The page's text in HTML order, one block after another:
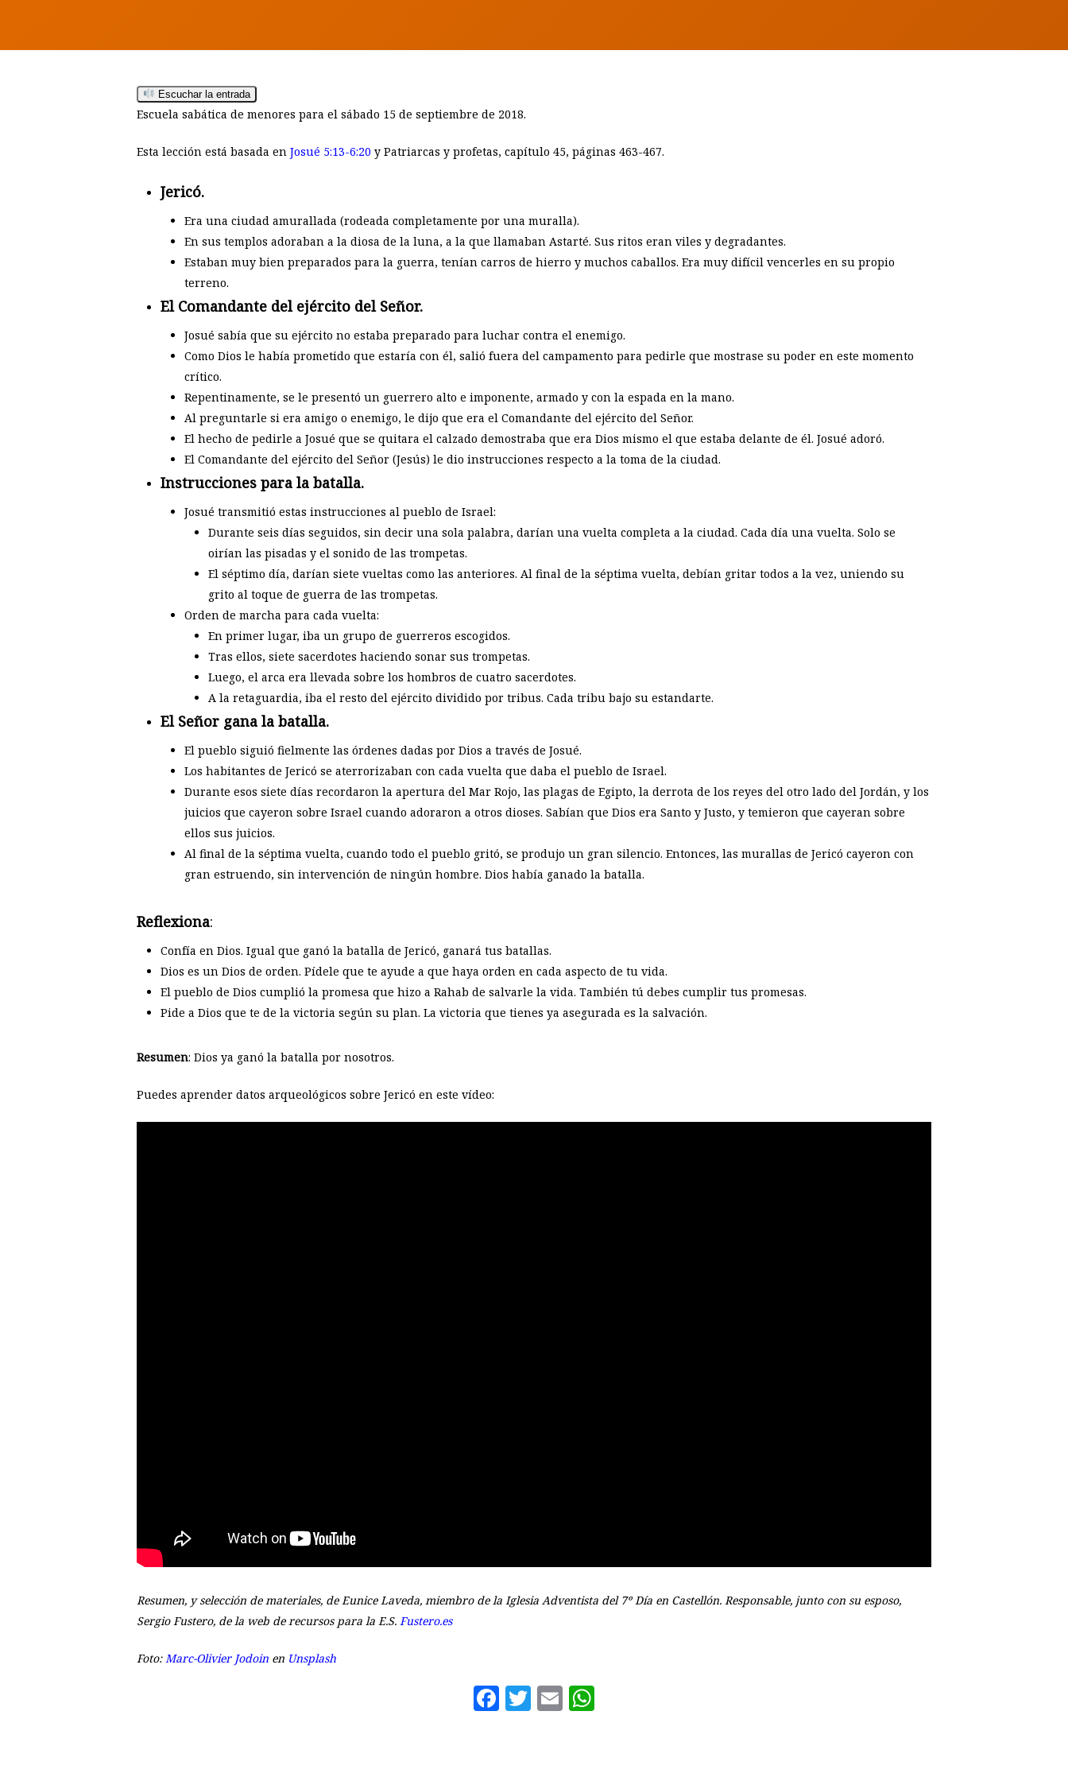
Hit enter to search or ESC to close
Escuchar la entrada
Escuela sabática de menores para el sábado 15 de septiembre de 2018.
Esta lección está basada en Josué 5:13-6:20 y Patriarcas y profetas, capítulo 45, páginas 463-467.
Jericó.
Era una ciudad amurallada (rodeada completamente por una muralla).
En sus templos adoraban a la diosa de la luna, a la que llamaban Astarté. Sus ritos eran viles y degradantes.
Estaban muy bien preparados para la guerra, tenían carros de hierro y muchos caballos. Era muy difícil vencerles en su propio
terreno.
El Comandante del ejército del Señor.
Josué sabía que su ejército no estaba preparado para luchar contra el enemigo.
Como Dios le había prometido que estaría con él, salió fuera del campamento para pedirle que mostrase su poder en este momento
crítico.
Repentinamente, se le presentó un guerrero alto e imponente, armado y con la espada en la mano.
Al preguntarle si era amigo o enemigo, le dijo que era el Comandante del ejército del Señor.
El hecho de pedirle a Josué que se quitara el calzado demostraba que era Dios mismo el que estaba delante de él. Josué adoró.
El Comandante del ejército del Señor (Jesús) le dio instrucciones respecto a la toma de la ciudad.
Instrucciones para la batalla.
Josué transmitió estas instrucciones al pueblo de Israel:
Durante seis días seguidos, sin decir una sola palabra, darían una vuelta completa a la ciudad. Cada día una vuelta. Solo se
oirían las pisadas y el sonido de las trompetas.
El séptimo día, darían siete vueltas como las anteriores. Al final de la séptima vuelta, debían gritar todos a la vez, uniendo su
grito al toque de guerra de las trompetas.
Orden de marcha para cada vuelta:
En primer lugar, iba un grupo de guerreros escogidos.
Tras ellos, siete sacerdotes haciendo sonar sus trompetas.
Luego, el arca era llevada sobre los hombros de cuatro sacerdotes.
A la retaguardia, iba el resto del ejército dividido por tribus. Cada tribu bajo su estandarte.
El Señor gana la batalla.
El pueblo siguió fielmente las órdenes dadas por Dios a través de Josué.
Los habitantes de Jericó se aterrorizaban con cada vuelta que daba el pueblo de Israel.
Durante esos siete días recordaron la apertura del Mar Rojo, las plagas de Egipto, la derrota de los reyes del otro lado del Jordán, y los
juicios que cayeron sobre Israel cuando adoraron a otros dioses. Sabían que Dios era Santo y Justo, y temieron que cayeran sobre
ellos sus juicios.
Al final de la séptima vuelta, cuando todo el pueblo gritó, se produjo un gran silencio. Entonces, las murallas de Jericó cayeron con
gran estruendo, sin intervención de ningún hombre. Dios había ganado la batalla.
Reflexiona:
Confía en Dios. Igual que ganó la batalla de Jericó, ganará tus batallas.
Dios es un Dios de orden. Pídele que te ayude a que haya orden en cada aspecto de tu vida.
El pueblo de Dios cumplió la promesa que hizo a Rahab de salvarle la vida. También tú debes cumplir tus promesas.
Pide a Dios que te de la victoria según su plan. La victoria que tienes ya asegurada es la salvación.
Resumen: Dios ya ganó la batalla por nosotros.
Puedes aprender datos arqueológicos sobre Jericó en este vídeo:
Resumen, y selección de materiales, de Eunice Laveda, miembro de la Iglesia Adventista del 7º Día en Castellón. Responsable, junto con su esposo,
Sergio Fustero, de la web de recursos para la E.S. Fustero.es
Foto:Marc-Olivier Jodoin en Unsplash
Facebook
Twitter
Email